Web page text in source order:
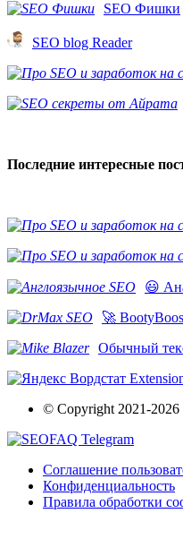
SEO Фишки
SEO blog Reader
Последние интересные
😃
🚀
​Обычный
© Copyright 2021-2026
Соглашение
Конфиденциальность
Правила обработки